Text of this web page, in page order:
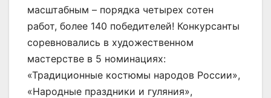
масштабным – порядка четырех сотен
работ, более 140 победителей! Конкурсанты
соревновались в художественном
мастерстве в 5 номинациях:
«Традиционные костюмы народов России»,
«Народные праздники и гуляния»,